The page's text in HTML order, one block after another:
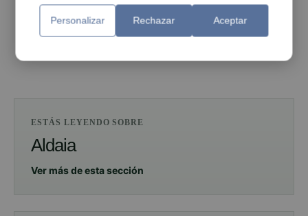
ESTÁS LEYENDO SOBRE
Aldaia
Ver más de esta sección
Personalizar Rechazar Aceptar